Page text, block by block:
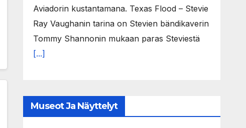
Aviadorin kustantamana. Texas Flood – Stevie
Ray Vaughanin tarina on Stevien bändikaverin
Tommy Shannonin mukaan paras Steviestä
[...]
Museot Ja Näyttelyt